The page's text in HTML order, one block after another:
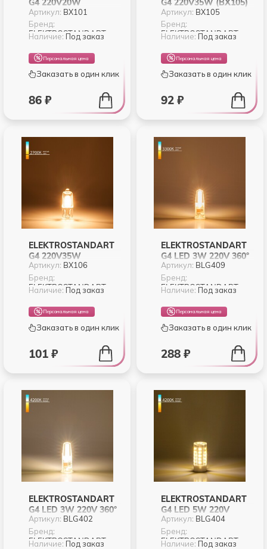
G4 220V20W
СВЕРХЪЯРКАЯ
(BХ101)
Артикул: BХ101
Бренд:
ELEKTROSTANDART
Наличие: Под заказ
Персональная цена
Заказать в один клик
86 ₽
G4 220V35W (BХ105)
Артикул: BХ105
Бренд:
ELEKTROSTANDART
Наличие: Под заказ
Персональная цена
Заказать в один клик
92 ₽
ELEKTROSTANDART
G4 220V35W
СВЕРХЪЯРКАЯ
(BХ106)
Артикул: BХ106
Бренд:
ELEKTROSTANDART
Наличие: Под заказ
Персональная цена
Заказать в один клик
101 ₽
ELEKTROSTANDART
G4 LED 3W 220V 360°
3300K (BLG409)
Артикул: BLG409
Бренд:
ELEKTROSTANDART
Наличие: Под заказ
Персональная цена
Заказать в один клик
288 ₽
ELEKTROSTANDART
G4 LED 3W 220V 360°
4200K (BLG402)
Артикул: BLG402
Бренд:
ELEKTROSTANDART
Наличие: Под заказ
ELEKTROSTANDART
G4 LED 5W 220V
4200K (BLG404)
Артикул: BLG404
Бренд:
ELEKTROSTANDART
Наличие: Под заказ